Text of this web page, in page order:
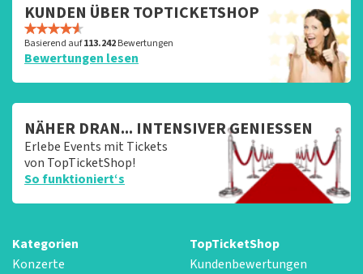
KUNDEN ÜBER TOPTICKETSHOP
Basierend auf113.242Bewertungen
Bewertungen lesen
NÄHER DRAN... INTENSIVER GENIESSEN
Erlebe Events mit Tickets
von TopTicketShop!
So funktioniert‘s
Kategorien
Konzerte
TopTicketShop
Kundenbewertungen